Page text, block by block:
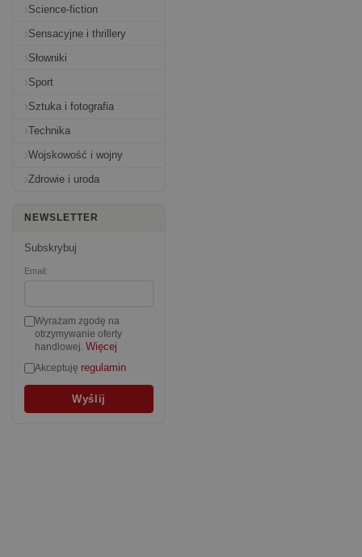
Science-fiction
Sensacyjne i thrillery
Słowniki
Sport
Sztuka i fotografia
Technika
Wojskowość i wojny
Zdrowie i uroda
NEWSLETTER
Subskrybuj
Email:
Wyrażam zgodę na
otrzymywanie oferty
handlowej. Więcej
Akceptuję regulamin